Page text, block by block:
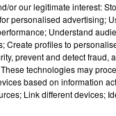
or our legitimate interest:
personalised advertising;
Understand
Create profiles to
prevent and detect fraud,
technologies may
based on information
Link different devices;